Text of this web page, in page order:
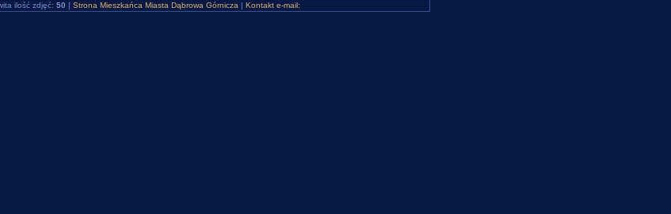
ilość zdjęć: 50 | Strona Mieszkańca Miasta Dąbrowa Górnicza | Kontakt e-mail: